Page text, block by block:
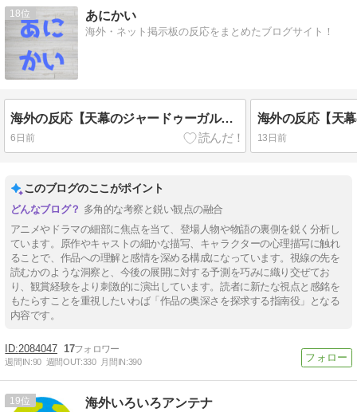
18 あにかい
海外・ネット掲示板の反応をまとめたブログサイト！
海外の反応【天幕のジャードゥーガル】6話 ドレゲネの過去回良すぎた…アニメ・オブ・ザ・イヤーだろこれ
6日前 13日前
このブログのここがポイント
多角的な考察と鋭い観点の融合
アニメやドラマの細部に焦点を当て、登場人物や物語の裏側を鋭く分析し
ています。原作やキャストの細かな描写、キャラクターの心理描写に触れ
ることで、作品への理解と感情を深める構成になっています。視線の先を
読むかのような洞察と、今後の展開に対する予測を巧みに織り交ぜてお
り、観賞経験をより刺激的に演出しています。読者に新たな視点と感銘を
もたらすことを重視したいわば「作品の奥深さを探求する指南役」となる
内容です。
2084047 17
週間IN:90 週間OUT:330 月間IN:390
19 海外いろいろアンテナ